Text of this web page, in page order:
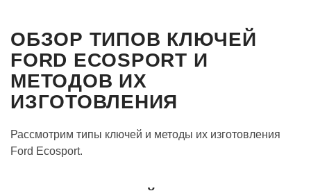
ОБЗОР ТИПОВ КЛЮЧЕЙ
FORD ECOSPORT И
МЕТОДОВ ИХ
ИЗГОТОВЛЕНИЯ
Рассмотрим типы ключей и методы их изготовления
Ford Ecosport.